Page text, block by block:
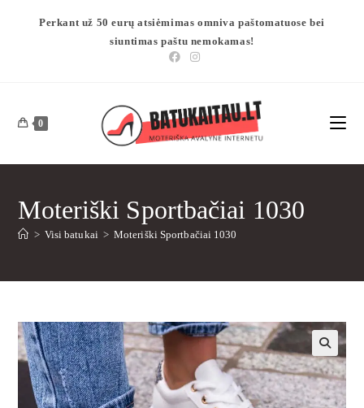
Perkant už 50 eurų atsiėmimas omniva paštomatuose bei
siuntimas paštu nemokamas!
0
Moteriški Sportbačiai 1030
> Visi batukai > Moteriški Sportbačiai 1030
🔍